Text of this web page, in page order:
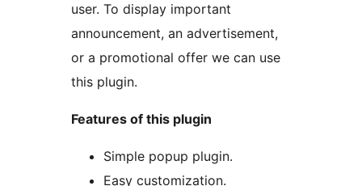
user. To display important
announcement, an advertisement,
or a promotional offer we can use
this plugin.
Features of this plugin
Simple popup plugin.
Easy customization.